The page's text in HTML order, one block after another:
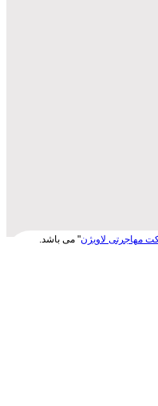
مهاجرتی لاویژن" می باشد.